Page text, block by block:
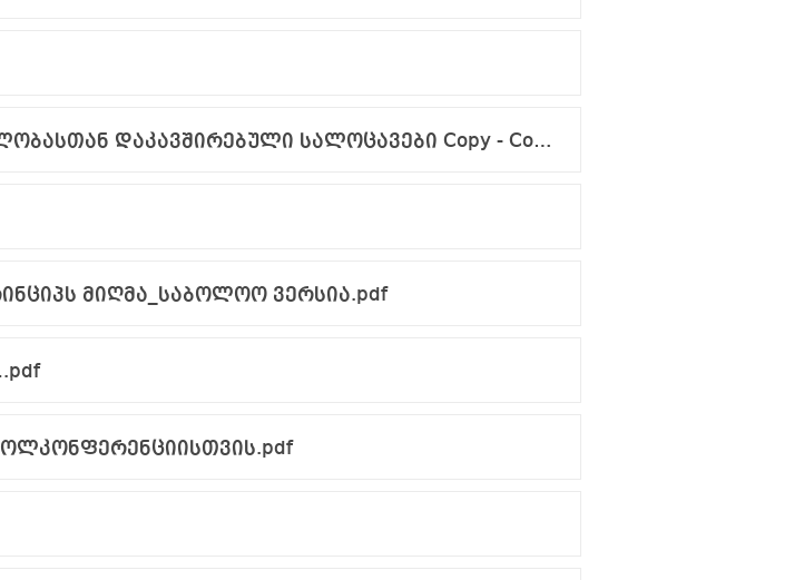
ნინო ღამბაშიძე-ფსიქიკურ ჯანმრთელობასთან დაკავშირებული სალოცავები Copy - Copy (Autosaved).pdf
მიღმა_საბოლოო ვერსია.pdf